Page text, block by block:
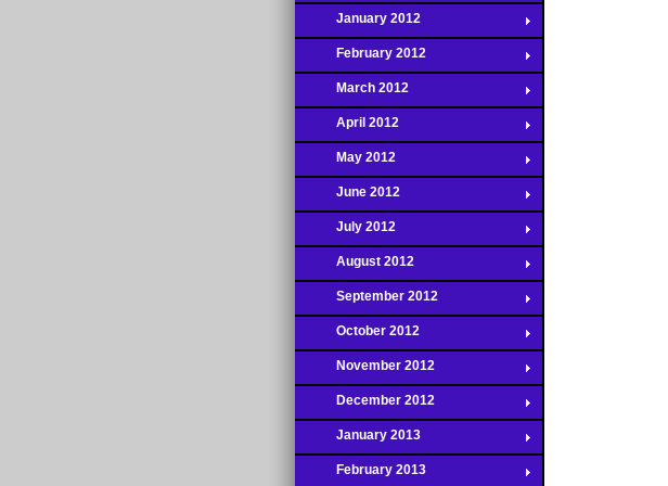
January 2012
February 2012
March 2012
April 2012
May 2012
June 2012
July 2012
August 2012
September 2012
October 2012
November 2012
December 2012
January 2013
February 2013